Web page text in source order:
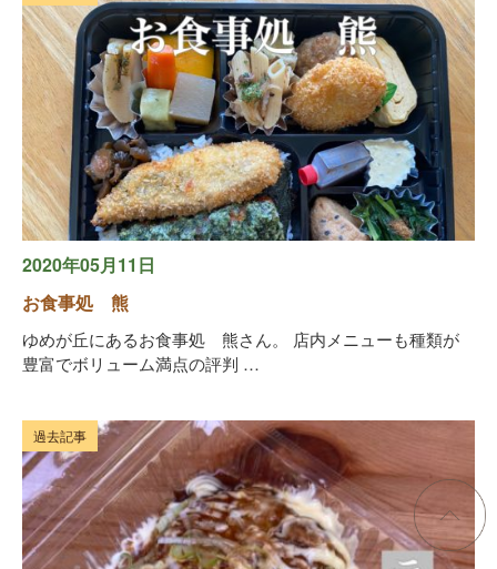
2020年05月11日
お食事処 熊
ゆめが丘にあるお食事処 熊さん。 店内メニューも種類が
豊富でボリューム満点の評判 …
過去記事